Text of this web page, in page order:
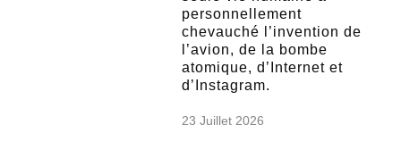
personnellement
chevauché l’invention de
l’avion, de la bombe
atomique, d’Internet et
d’Instagram.
23 Juillet 2026